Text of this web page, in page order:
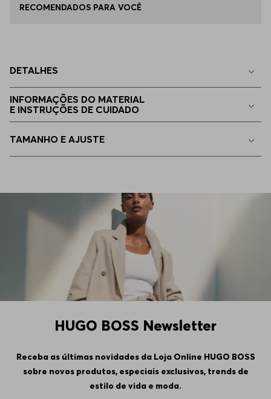
P - S
EEGG Indisponível
4GG Indisponível
5GG Indisponível
RECOMENDADOS PARA VOCÊ
DETALHES
INFORMAÇÕES DO MATERIAL
E INSTRUÇÕES DE CUIDADO
TAMANHO E AJUSTE
HUGO BOSS Newsletter
Receba as últimas novidades da Loja Online HUGO BOSS
sobre novos produtos, especiais exclusivos, trends de
estilo de vida e moda.